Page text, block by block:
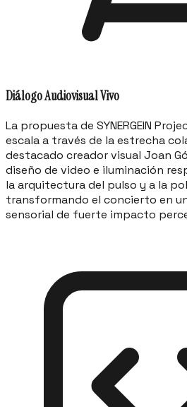
Diálogo Audiovisual Vivo
La propuesta de SYNERGEIN
escala a través de la estrecha
destacado creador visual Joan
diseño de video e iluminación
la arquitectura del pulso y a la
transformando el concierto en
sensorial de fuerte impacto